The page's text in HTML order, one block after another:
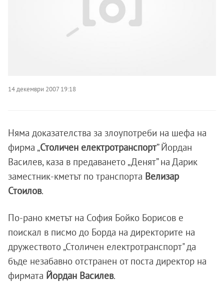
14 декември 2007 19:18
Няма доказателства за злоупотреби на шефа на
фирма „Столичен електротранспорт” Йордан
Василев, каза в предаването „Денят” на Дарик
заместник-кметът по транспорта Велизар
Стоилов.
По-рано кметът на София Бойко Борисов е
поискал в писмо до Борда на директорите на
дружеството „Столичен електротранспорт" да
бъде незабавно отстранен от поста директор на
фирмата Йордан Василев.